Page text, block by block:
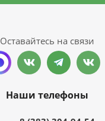
Оставайтесь на связи
Наши телефоны